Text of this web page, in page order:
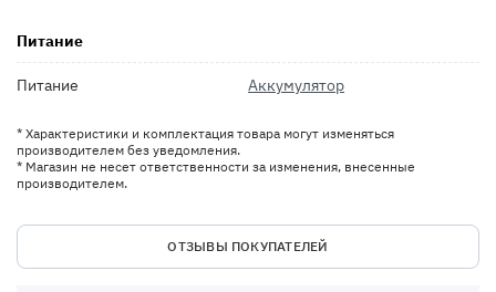
Питание
Питание Аккумулятор
* Характеристики и комплектация товара могут изменяться
производителем без уведомления.
* Магазин не несет ответственности за изменения, внесенные
производителем.
ОТЗЫВЫ ПОКУПАТЕЛЕЙ